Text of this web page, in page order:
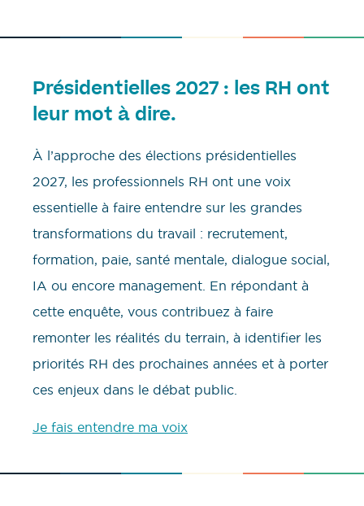
Présidentielles 2027 : les RH ont
leur mot à dire.
À l’approche des élections présidentielles
2027, les professionnels RH ont une voix
essentielle à faire entendre sur les grandes
transformations du travail : recrutement,
formation, paie, santé mentale, dialogue social,
IA ou encore management. En répondant à
cette enquête, vous contribuez à faire
remonter les réalités du terrain, à identifier les
priorités RH des prochaines années et à porter
ces enjeux dans le débat public.
Je fais entendre ma voix